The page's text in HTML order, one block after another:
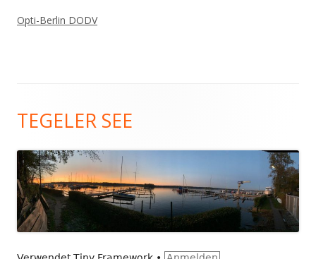
Opti-Berlin DODV
Inhalt
TEGELER SEE